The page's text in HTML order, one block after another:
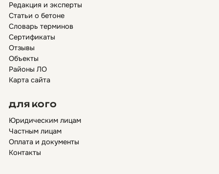
Редакция и эксперты
Статьи о бетоне
Словарь терминов
Сертификаты
Отзывы
Объекты
Районы ЛО
Карта сайта
ДЛЯ КОГО
Юридическим лицам
Частным лицам
Оплата и документы
Контакты